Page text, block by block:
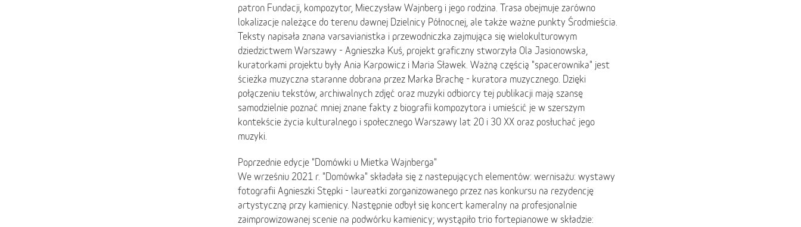
patron Fundacji, kompozytor, Mieczysław Wajnberg i jego rodzina. Trasa obejmuje zarówno
lokalizacje należące do terenu dawnej Dzielnicy Północnej, ale także ważne punkty Środmieścia.
Teksty napisała znana varsavianistka i przewodniczka zajmująca się wielokulturowym
dziedzictwem Warszawy - Agnieszka Kuś, projekt graficzny stworzyła Ola Jasionowska,
kuratorkami projektu były Ania Karpowicz i Maria Sławek. Ważną częścią "spacerownika" jest
ścieżka muzyczna staranne dobrana przez Marka Brachę - kuratora muzycznego. Dzięki
połączeniu tekstów, archiwalnych zdjęć oraz muzyki odbiorcy tej publikacji mają szansę
samodzielnie poznać mniej znane fakty z biografii kompozytora i umieścić je w szerszym
kontekście życia kulturalnego i społecznego Warszawy lat 20 i 30 XX oraz posłuchać jego
muzyki.
Poprzednie edycje "Domówki u Mietka Wajnberga"
We wrześniu 2021 r. "Domówka" składała się z nastepujących elementów: wernisażu: wystawy
fotografii Agnieszki Stępki - laureatki zorganizowanego przez nas konkursu na rezydencję
artystyczną przy kamienicy. Następnie odbył się koncert kameralny na profesjonalnie
zaimprowizowanej scenie na podwórku kamienicy; wystąpiło trio fortepianowe w składzie: